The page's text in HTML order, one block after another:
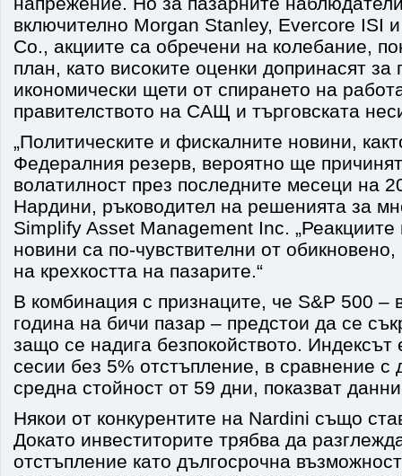
включително Morgan Stanley, Evercore ISI
Co., акциите са обречени на колебание,
план, като високите оценки допринасят за
икономически щети от спирането на
правителството на САЩ и търговската
„Политическите и фискалните новини,
Федералния резерв, вероятно ще
волатилност през последните месеци на
Нардини, ръководител на решенията за
Simplify Asset Management Inc.
новини са по-чувствителни от
на крехкостта на пазарите.“
В комбинация с признаците, че S&P 500 –
година на бичи пазар – предстои да се
защо се надига безпокойството.
сесии без 5% отстъпление, в сравнение с
средна стойност от 59 дни, показват
Някои от конкурентите на Nardini също
Докато инвеститорите трябва да
отстъпление като дългосрочна